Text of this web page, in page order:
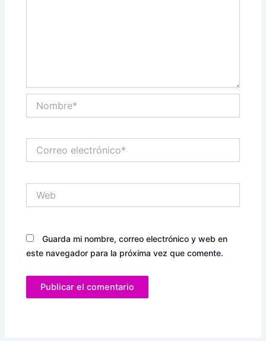
electrónico*
Guarda mi nombre, correo electrónico y web en
este navegador para la próxima vez que comente.